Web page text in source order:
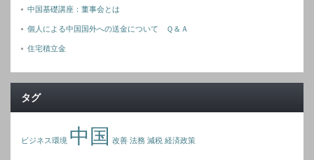
中国基礎講座：董事会とは
個人による中国国外への送金について Ｑ＆Ａ
住宅積立金
タグ
ビジネス環境 中国 改善 法務 減税 経済政策